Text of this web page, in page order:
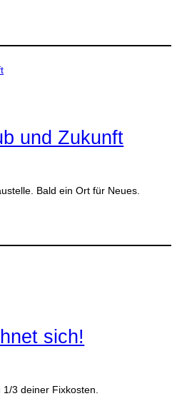
und Zukunft
Bald ein Ort für Neues.
sich!
1/3 deiner Fixkosten.